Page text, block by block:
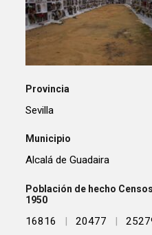
Provincia
Sevilla
Municipio
Alcalá de Guadaira
Población de hecho Censos
1950
16816 | 20477 |